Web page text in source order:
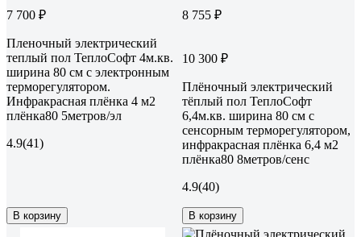
7 700 ₽
Пленочный электрический
теплый пол ТеплоСофт 4м.кв.
ширина 80 см с электронным
терморегулятором.
Инфракрасная плёнка 4 м2
плёнка80 5метров/эл
4.9(41)
В корзину
8 755 ₽
10 300 ₽
Плёночный электрический
тёплый пол ТеплоСофт
6,4м.кв. ширина 80 см с
сенсорным терморегулятором,
инфракрасная плёнка 6,4 м2
плёнка80 8метров/сенс
4.9(40)
В корзину